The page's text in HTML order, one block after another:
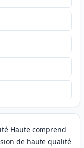
Haute comprend
de haute qualité